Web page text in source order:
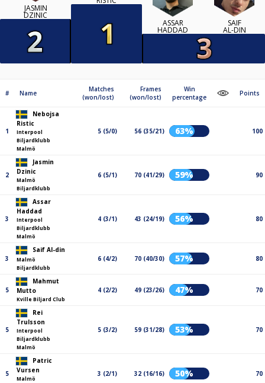
JASMIN
DZINIC
ASSAR
HADDAD
SAIF
AL-DIN
# Name
Matches
(won/lost)
Frames
(won/lost)
Win
percentage
Points
1
Nebojsa
Ristic
Interpool
Biljardklubb
Malmö
5 (5/0) 56 (35/21) 63% 100
2
Jasmin
Dzinic
Malmö
Biljardklubb
6 (5/1) 70 (41/29) 59% 90
3
Assar
Haddad
Interpool
Biljardklubb
Malmö
4 (3/1) 43 (24/19) 56% 80
3
Saif Al-din
Malmö
Biljardklubb
6 (4/2) 70 (40/30) 57% 80
5
Mahmut
Mutto
Kville Biljard Club
4 (2/2) 49 (23/26) 47% 70
5
Rei
Trulsson
Interpool
Biljardklubb
Malmö
5 (3/2) 59 (31/28) 53% 70
5
Patric
Vursen
Malmö
3 (2/1) 32 (16/16) 50% 70